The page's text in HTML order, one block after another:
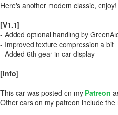
Here's another modern classic, enjoy!
[V1.1]
- Added optional handling by
- Improved texture compression a bit
- Added 6th gear in car display
[Info]
This car was posted on my Patreon
Other cars on my patreon include